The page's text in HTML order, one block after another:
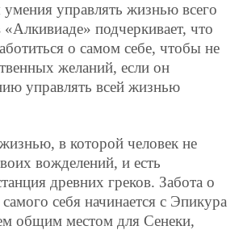
умения управлять жизнью всего
подчеркивает, что
о самом себе, чтобы не
желаний, если он
управлять всей жизнью
в которой человек не
вожделений, и есть
древних греков. Забота о
себя начинается с Эпикура
общим местом для Сенеки,